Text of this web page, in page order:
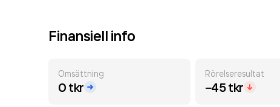
Finansiell info
Omsättning
0 tkr
Rörelseresultat
−45 tkr